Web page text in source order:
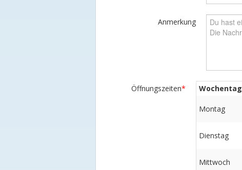
Anmerkung
Öffnungszeiten* Wochentag
Montag
Dienstag
Mittwoch